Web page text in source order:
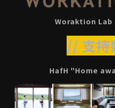
Woraktion Lab
// 支
HafH "Home